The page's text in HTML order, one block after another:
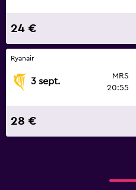
24 €
Ryanair
3 sept.
MRS
20:55
28 €